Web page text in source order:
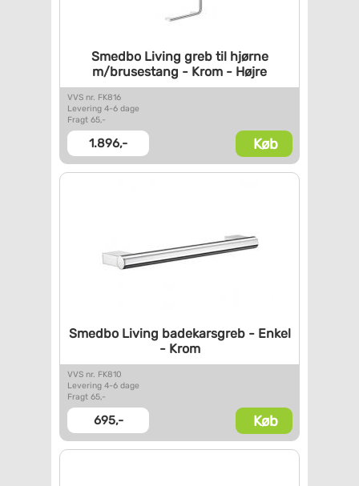
Smedbo Living greb til hjørne
m/brusestang - Krom - Højre
VVS nr. FK816
Levering 4-6 dage
Fragt 65,-
1.896,- Køb
Smedbo Living badekarsgreb -Enkel
- Krom
VVS nr. FK810
Levering 4-6 dage
Fragt 65,-
695,- Køb